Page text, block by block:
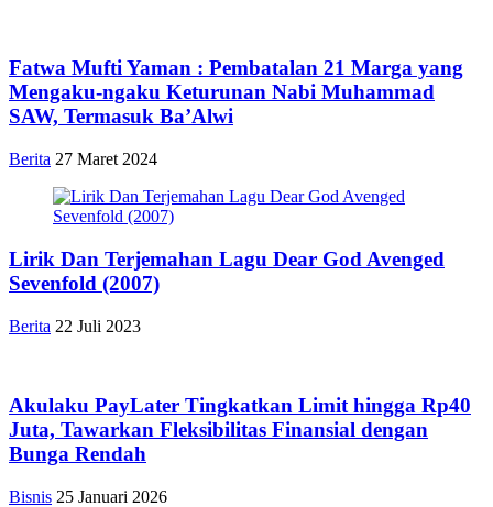
Fatwa Mufti Yaman : Pembatalan 21 Marga yang
Mengaku-ngaku Keturunan Nabi Muhammad
SAW, Termasuk Ba’Alwi
Berita 27 Maret 2024
Lirik Dan Terjemahan Lagu Dear God Avenged
Sevenfold (2007)
Berita 22 Juli 2023
Akulaku PayLater Tingkatkan Limit hingga Rp40
Juta, Tawarkan Fleksibilitas Finansial dengan
Bunga Rendah
Bisnis 25 Januari 2026